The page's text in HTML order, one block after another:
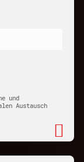
und
Austausch